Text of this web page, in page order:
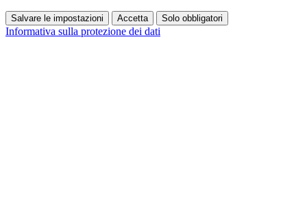
Salvare le impostazioni Accetta Solo obbligatori
Informativa sulla protezione dei dati